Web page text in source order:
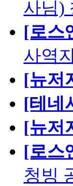
사님)
[로스
사역
[뉴저
[테네
[뉴저
[로스
청빙